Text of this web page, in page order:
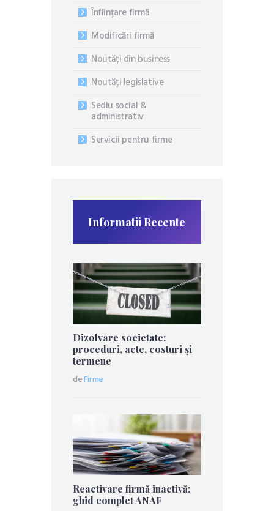
Înființare firmă
Modificări firmă
Noutăți din business
Noutăți legislative
Sediu social &
administrativ
Servicii pentru firme
Informatii Recente
Dizolvare societate:
proceduri, acte, costuri și
termene
deFirme
Reactivare firmă inactivă:
ghid complet ANAF